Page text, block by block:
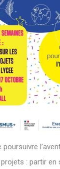
: partir en